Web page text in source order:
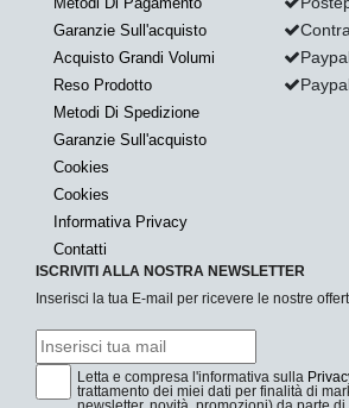
Garanzie Sull'acquisto
Acquisto Grandi Volumi
Reso Prodotto
Metodi Di Spedizione
Garanzie Sull'acquisto
Cookies
Cookies
Informativa Privacy
Contatti
ISCRIVITI ALLA NOSTRA NEWSLETTER
Inserisci la tua E-mail per ricevere le nostre
Letta e compresa l'informativa sulla
trattamento dei miei dati per finalità di